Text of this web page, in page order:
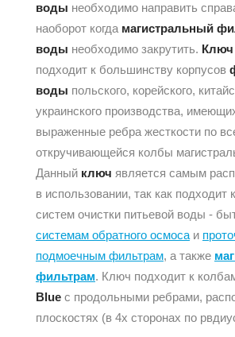
воды необходимо направить
наоборот когда магистральный
воды необходимо закрутить. Ключ
подходит к большинству корпусов
воды польского, корейского,
украинского производства,
выраженные ребра жесткости по
откручивающейся колбы
Данный ключ является самым
в использовании, так как подходит
систем очистки питьевой воды -
системам обратного осмоса и
подмоечным фильтрам, а также
фильтрам. Ключ подходит к
Blue с продольными ребрами,
плоскостях (в 4х сторонах по